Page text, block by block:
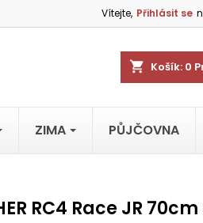
Vítejte, Přihlásit se
shopping_cart Košík: 0
ZIMA PŮJČOVNA
RC4 Race JR 70cm